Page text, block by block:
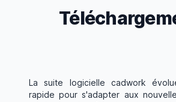
La suite logicielle cadwork
rapide pour s'adapter aux